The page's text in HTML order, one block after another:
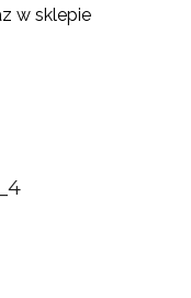
w sklepie